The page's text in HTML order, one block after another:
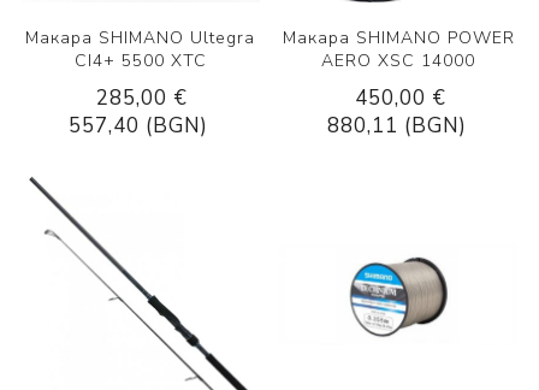
Макара SHIMANO Ultegra
CI4+ 5500 XTC
285,00 €
557,40 (BGN)
Макара SHIMANO POWER
AERO XSC 14000
450,00 €
880,11 (BGN)